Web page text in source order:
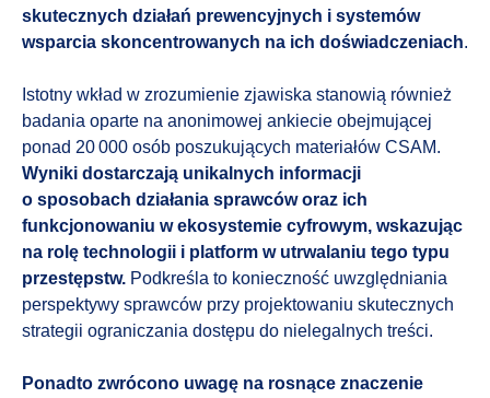
skutecznych działań prewencyjnych i systemów
wsparcia skoncentrowanych na ich doświadczeniach.
Istotny wkład w zrozumienie zjawiska stanowią również
badania oparte na anonimowej ankiecie obejmującej
ponad 20 000 osób poszukujących materiałów CSAM.
Wyniki dostarczają unikalnych informacji
o sposobach działania sprawców oraz ich
funkcjonowaniu w ekosystemie cyfrowym, wskazując
na rolę technologii i platform w utrwalaniu tego typu
przestępstw. Podkreśla to konieczność uwzględniania
perspektywy sprawców przy projektowaniu skutecznych
strategii ograniczania dostępu do nielegalnych treści.
Ponadto zwrócono uwagę na rosnące znaczenie